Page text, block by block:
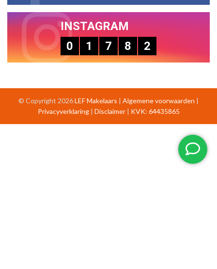
INSTAGRAM
0
1 7 8 2
© Copyright 2026LEF Makelaars | Algemene voorwaarden |
Privacyverklaring| Disclaimer| KVK: 64435865